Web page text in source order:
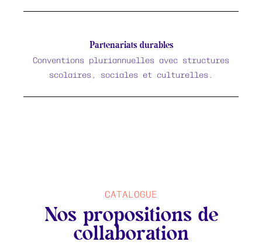
Partenariats durables
Conventions pluriannuelles avec structures
scolaires, sociales et culturelles.
CATALOGUE
Nos propositions de
collaboration